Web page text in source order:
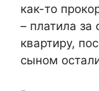
как-то
– платила
квартиру,
сыном